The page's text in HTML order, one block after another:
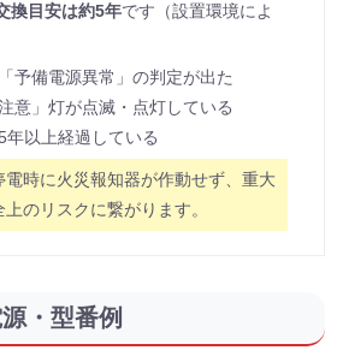
換目安は約5年です（設置環境によ
予備電源異常」の判定が出た
意」灯が点滅・点灯している
年以上経過している
時に火災報知器が作動せず、重大
のリスクに繋がります。
・型番例